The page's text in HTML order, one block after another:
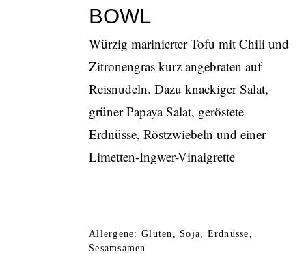
BOWL
Würzig marinierter Tofu mit Chili und
Zitronengras kurz angebraten auf
Reisnudeln. Dazu knackiger Salat,
grüner Papaya Salat, geröstete
Erdnüsse, Röstzwiebeln und einer
Limetten-Ingwer-Vinaigrette
Allergene: Gluten, Soja, Erdnüsse,
Sesamsamen